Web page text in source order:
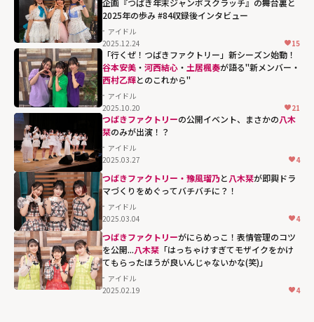
2025年の歩み #84収録後インタビュー
アイドル
2025.12.24
15
西村乙輝とのこ
れから""
width="304"
height="203"
loading="lazy"
fetchpriority="h
igh">
「行くぜ！つばきファクトリー」新シーズン始動！
谷本安美 ・ 河西結心 ・ 土居楓奏が語る"新メンバー・
西村乙輝とのこれから"
アイドル
2025.10.20
21
つばきファクトリーの公開イベント、まさかの八木
栞のみが出演！？
アイドル
2025.03.27
4
つばきファクトリー・豫風瑠乃と八木栞が即興ドラ
マづくりをめぐってバチバチに？！
アイドル
2025.03.04
4
つばきファクトリーがにらめっこ！表情管理のコツ
を公開...八木栞 「はっちゃけすぎてモザイクをかけ
てもらったほうが良いんじゃないかな(笑)」
アイドル
2025.02.19
4